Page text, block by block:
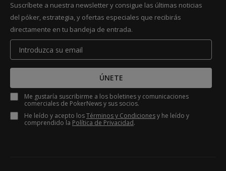
Suscríbete a nuestra newsletter y consigue las últimas noticias
del póker, estrategia, y ofertas especiales que recibirás
directamente en tu bandeja de entrada.
ÚNETE
Me gustaría suscribirme a los boletines y comunicaciones
comerciales de PokerNews y sus socios.
He leído y acepto losTérminos y Condicionesy he leído y
comprendido la Política de Privacidad.